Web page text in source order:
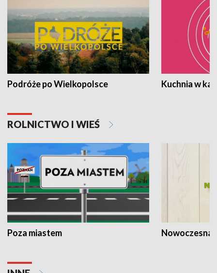
Podróże po Wielkopolsce Kuchnia w
ROLNICTWO I WIEŚ
Poza miastem Nowoczesna